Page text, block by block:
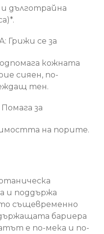
и дълготрайна
Грижи се за
кожната
сияен, по-
тен.
за
на порите.
и поддържа
същевременно
бариера
е по-мека и по-